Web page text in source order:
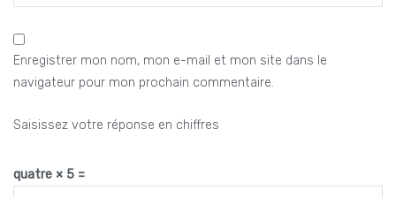
Enregistrer mon nom, mon e-mail et mon site dans le
navigateur pour mon prochain commentaire.
Saisissez votre réponse en chiffres
quatre × 5 =